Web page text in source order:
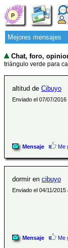
Mejores mensajes
Chat, foro,
triángulo verde para
altitud de Cibuyo
Enviado el 07/07/
Mensaje Me
dormir en cibuyo
Enviado el 04/11/2015
Mensaje Me